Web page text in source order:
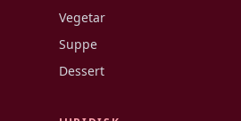
Vegetar
Suppe
Dessert